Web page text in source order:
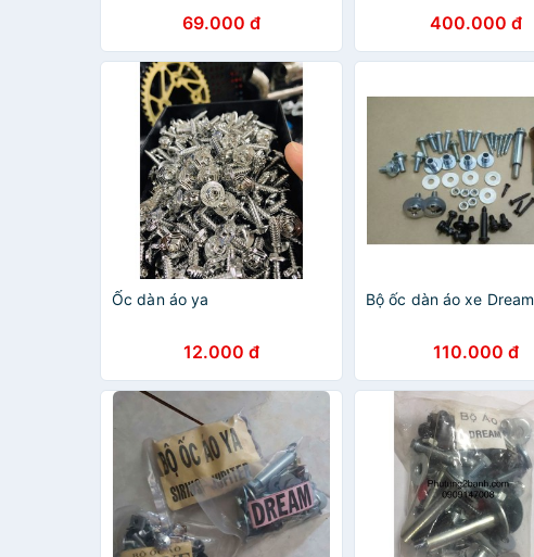
69.000 đ 400.000 đ
Ốc dàn áo ya
12.000 đ
Bộ ốc dàn áo xe Dream
110.000 đ